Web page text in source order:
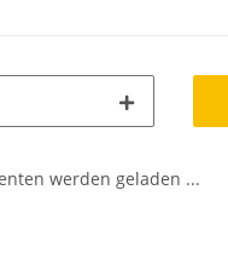
werden geladen ...